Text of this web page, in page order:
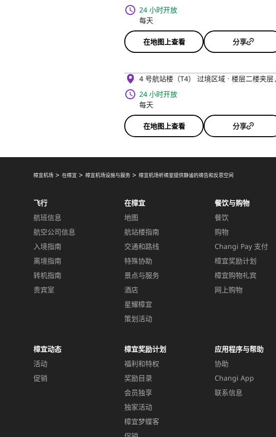
24 小时开放
每天
在地图上查看 分享
4 号航站楼（T4） 过境区域 楼层二楼夹层
24 小时开放
每天
在地图上查看 分享
樟宜机场 在樟宜 樟宜机场设施与服务 樟宜机场祈祷室提供静谧的祷告和反思空间
飞行
航班信息
航空公司信息
入境指南
离境指南
转机指南
贵宾室
在樟宜
地图
航站楼指南
交通和路线
特殊协助
景点与服务
酒店
星耀樟宜
策划活动
餐饮与购物
餐饮
购物
Changi Pay 支付
樟宜奖励计划
樟宜购物礼宾
网上购物
樟宜动态
活动
促销
樟宜奖励计划
福利和特权
奖励目录
会员独享
独家活动
樟宜梦蝶客
应用程序与帮助
协助
Changi App
联系信息